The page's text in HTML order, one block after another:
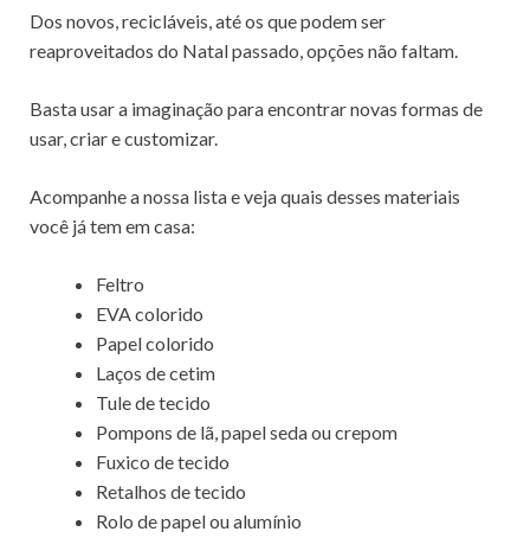
Dos novos, recicláveis, até os que podem ser
reaproveitados do Natal passado, opções não faltam.
Basta usar a imaginação para encontrar novas formas de
usar, criar e customizar.
Acompanhe a nossa lista e veja quais desses materiais
você já tem em casa:
Feltro
EVA colorido
Papel colorido
Laços de cetim
Tule de tecido
Pompons de lã, papel seda ou crepom
Fuxico de tecido
Retalhos de tecido
Rolo de papel ou alumínio